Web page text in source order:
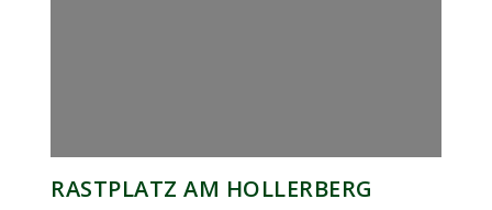
RASTPLATZ AM HOLLERBERG